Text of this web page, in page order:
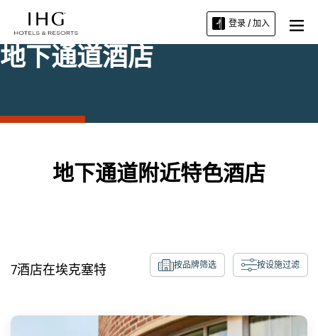
登录 / 加入
地下通道酒店
地下通道附近特色酒店
7酒店在埃克塞特 按品牌筛选 按设施过滤